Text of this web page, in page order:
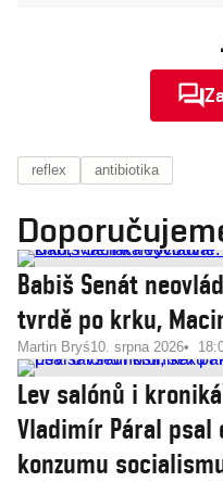
reflex antibiotika
Babiš Senát
tvrdě po krku,
Martin Bryś10. srpna 2026
Lev salónů i
Vladimír Páral psal
konzumu socialismu